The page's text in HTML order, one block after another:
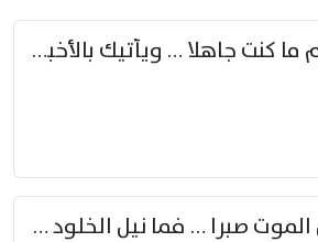
ستبدي لك الأيام ما كنت جاهلا … ويأتيك بالأخبار من لم تزوّد
فصبرا في مجال الموت صبرا … فما نيل الخلود بمستطاع